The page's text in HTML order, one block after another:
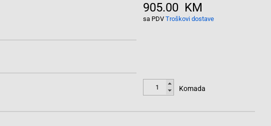
905.00 KM
sa PDV Troškovi dostave
Komada